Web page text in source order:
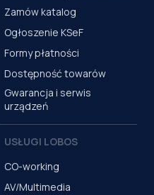
Zamów katalog
Ogłoszenie KSeF
Formy płatności
Dostępność towarów
Gwarancja i serwis
urządzeń
USŁUGI LOBOS
CO-working
AV/Multimedia